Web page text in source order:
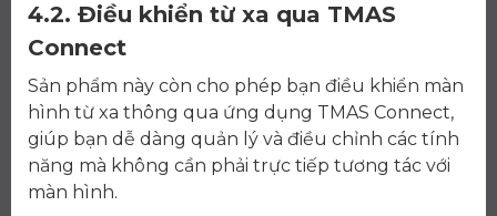
4.2. Điều khiển từ xa qua TMAS
Connect
Sản phẩm này còn cho phép bạn điều khiển màn
hình từ xa thông qua ứng dụng TMAS Connect,
giúp bạn dễ dàng quản lý và điều chỉnh các tính
năng mà không cần phải trực tiếp tương tác với
màn hình.